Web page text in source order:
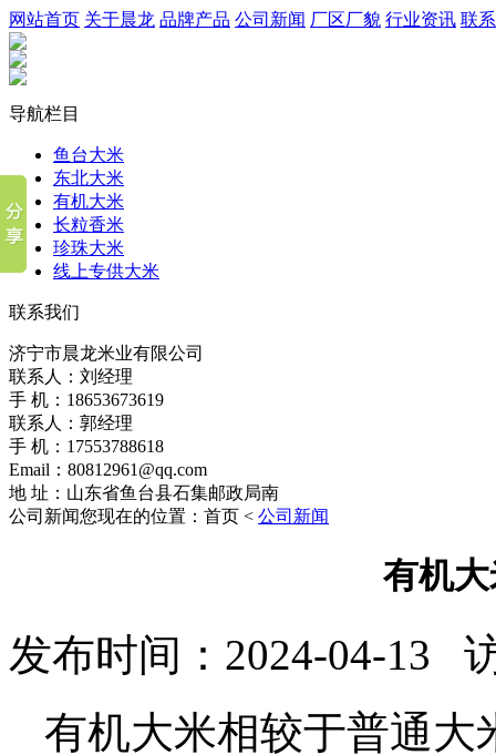
网站首页 关于晨龙 品牌产品 公司新闻 厂区厂貌 行业资讯 联
导航栏目
鱼台大米
东北大米
有机大米
长粒香米
珍珠大米
线上专供大米
联系我们
济宁市晨龙米业有限公司
联系人：刘经理
手 机：18653673619
联系人：郭经理
手 机：17553788618
Email：80812961@qq.com
地 址：山东省鱼台县石集邮政局南
公司新闻您现在的位置：首页 < 公司新闻
有机
发布时间：2024-04-13
有机大米相较于普通大